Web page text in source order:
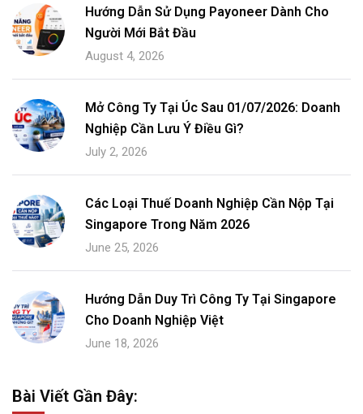
Hướng Dẫn Sử Dụng Payoneer Dành Cho
Người Mới Bắt Đầu
August 4, 2026
Mở Công Ty Tại Úc Sau 01/07/2026: Doanh
Nghiệp Cần Lưu Ý Điều Gì?
July 2, 2026
Các Loại Thuế Doanh Nghiệp Cần Nộp Tại
Singapore Trong Năm 2026
June 25, 2026
Hướng Dẫn Duy Trì Công Ty Tại Singapore
Cho Doanh Nghiệp Việt
June 18, 2026
Bài Viết Gần Đây: